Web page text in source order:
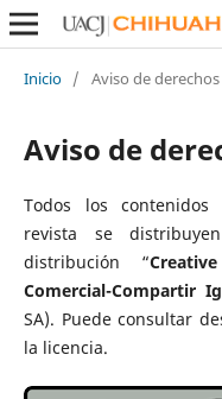
Inicio / Aviso de
Aviso de
Todos los
revista se
distribución “
Comercial-Compartir
SA). Puede consultar
la licencia.